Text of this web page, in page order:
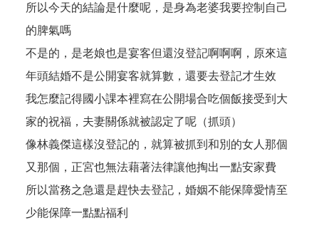
所以今天的結論是什麼呢，是身為老婆我要控制自己
的脾氣嗎
不是的，是老娘也是宴客但還沒登記啊啊啊，原來這
年頭結婚不是公開宴客就算數，還要去登記才生效
我怎麼記得國小課本裡寫在公開場合吃個飯接受到大
家的祝福，夫妻關係就被認定了呢（抓頭）
像林義傑這樣沒登記的，就算被抓到和別的女人那個
又那個，正宮也無法藉著法律讓他掏出一點安家費
所以當務之急還是趕快去登記，婚姻不能保障愛情至
少能保障一點點福利